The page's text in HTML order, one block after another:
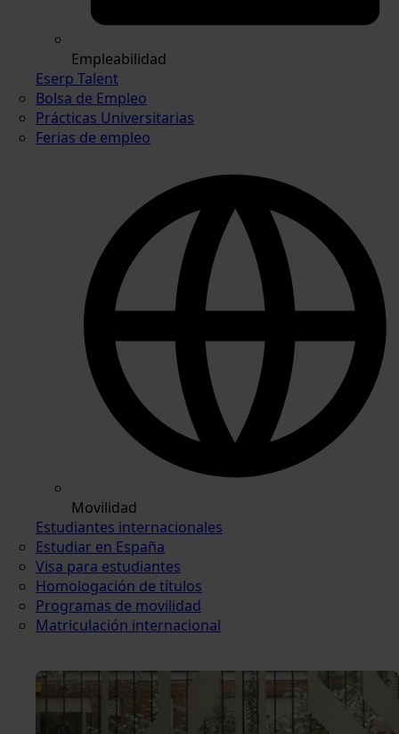
Empleabilidad
Eserp Talent
Bolsa de Empleo
Prácticas Universitarias
Ferias de empleo
Movilidad
Estudiantes internacionales
Estudiar en España
Visa para estudiantes
Homologación de títulos
Programas de movilidad
Matriculación internacional